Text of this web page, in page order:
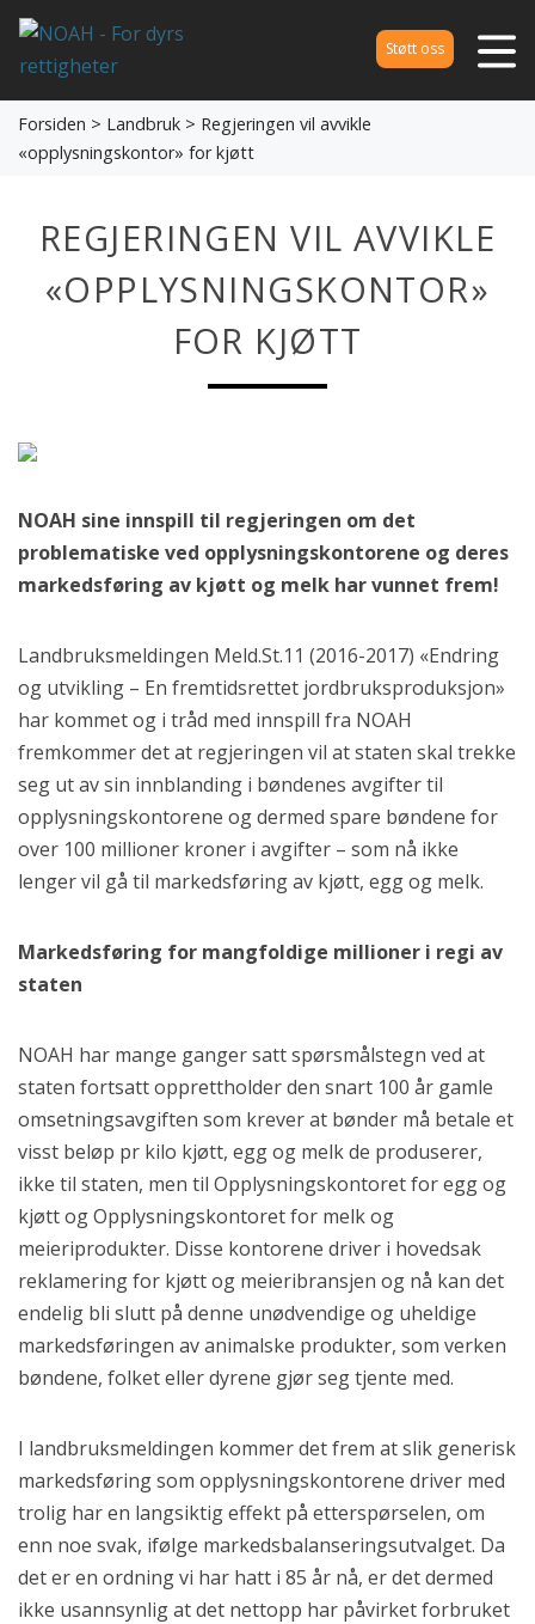
Støtt oss
Forsiden > Landbruk > Regjeringen vil avvikle
«opplysningskontor» for kjøtt
REGJERINGEN VIL AVVIKLE
«OPPLYSNINGSKONTOR»
FOR KJØTT
NOAH sine innspill til regjeringen om det
problematiske ved opplysningskontorene og deres
markedsføring av kjøtt og melk har vunnet frem!
Landbruksmeldingen Meld.St.11 (2016-2017) «Endring
og utvikling – En fremtidsrettet jordbruksproduksjon»
har kommet og i tråd med innspill fra NOAH
fremkommer det at regjeringen vil at staten skal trekke
seg ut av sin innblanding i bøndenes avgifter til
opplysningskontorene og dermed spare bøndene for
over 100 millioner kroner i avgifter – som nå ikke
lenger vil gå til markedsføring av kjøtt, egg og melk.
Markedsføring for mangfoldige millioner i regi av
staten
NOAH har mange ganger satt spørsmålstegn ved at
staten fortsatt opprettholder den snart 100 år gamle
omsetningsavgiften som krever at bønder må betale et
visst beløp pr kilo kjøtt, egg og melk de produserer,
ikke til staten, men til Opplysningskontoret for egg og
kjøtt og Opplysningskontoret for melk og
meieriprodukter. Disse kontorene driver i hovedsak
reklamering for kjøtt og meieribransjen og nå kan det
endelig bli slutt på denne unødvendige og uheldige
markedsføringen av animalske produkter, som verken
bøndene, folket eller dyrene gjør seg tjente med.
I landbruksmeldingen kommer det frem at slik generisk
markedsføring som opplysningskontorene driver med
trolig har en langsiktig effekt på etterspørselen, om
enn noe svak, ifølge markedsbalanseringsutvalget. Da
det er en ordning vi har hatt i 85 år nå, er det dermed
ikke usannsynlig at det nettopp har påvirket forbruket